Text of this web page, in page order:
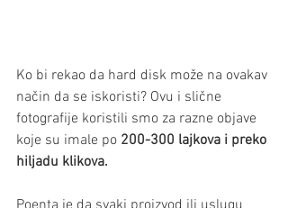
Ko bi rekao da hard disk može na ovakav
način da se iskoristi? Ovu i slične
fotografije koristili smo za razne objave
koje su imale po 200-300 lajkova i preko
hiljadu klikova.